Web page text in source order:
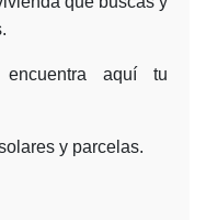
encuentra aquí tu
y parcelas.